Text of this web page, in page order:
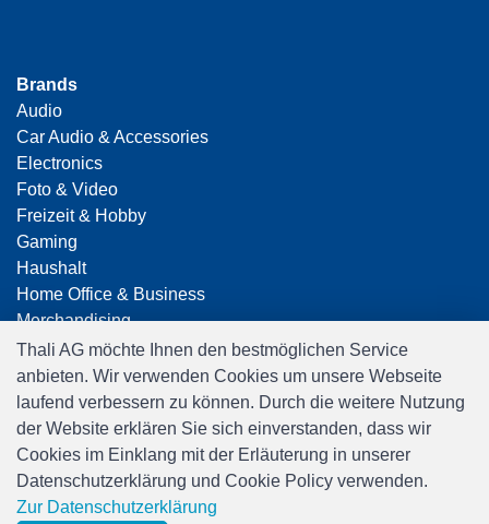
Brands
Audio
Car Audio & Accessories
Electronics
Foto & Video
Freizeit & Hobby
Gaming
Haushalt
Home Office & Business
Merchandising
Smart Home
Spielwaren
Travel
Thali AG möchte Ihnen den bestmöglichen Service
anbieten. Wir verwenden Cookies um unsere Webseite
laufend verbessern zu können. Durch die weitere Nutzung
der Website erklären Sie sich einverstanden, dass wir
Cookies im Einklang mit der Erläuterung in unserer
Datenschutzerklärung und Cookie Policy verwenden.
Zur Datenschutzerklärung